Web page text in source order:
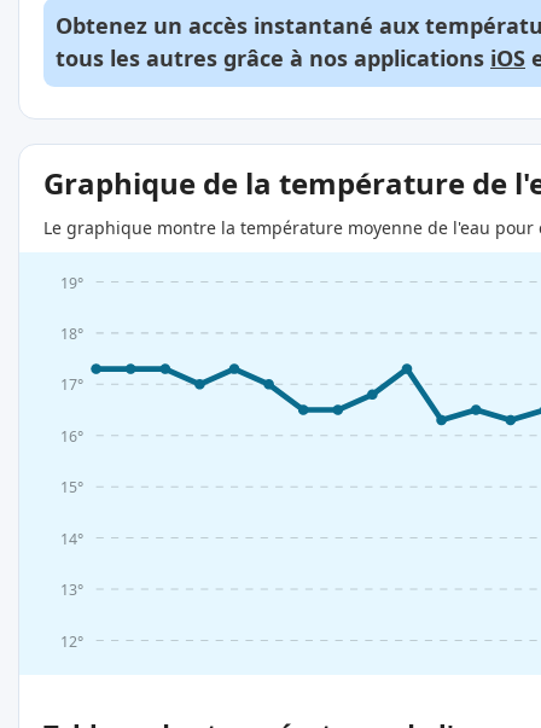
Obtenez un accès instantané aux
tous les autres grâce à nos applications iOS
Graphique de la température de
Le graphique montre la température moyenne de l'eau
12°
13°
14°
15°
16°
17°
18°
19°